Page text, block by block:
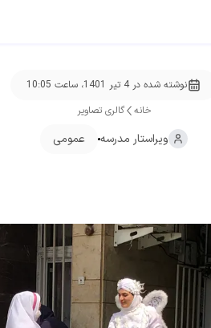
نوشته شده در 4 تیر 1401، ساعت 10:05
خانه
گالری تصاویر
ویراستار مدرسه عمومی